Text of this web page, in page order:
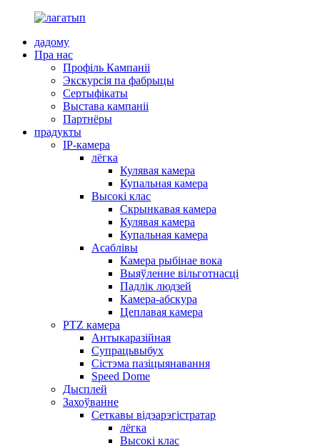
дадому
Пра нас
Профіль Кампаніі
Экскурсія па фабрыцы
Сертыфікаты
Выстава кампаніі
Партнёры
прадукты
IP-камера
лёгка
Кулявая камера
Купальная камера
Высокі клас
Скрынкавая камера
Кулявая камера
Купальная камера
Асаблівы
Камера рыбінае вока
Выяўленне вільготнасці
Падлік людзей
Камера-абскура
Цеплавая камера
PTZ камера
Антыкаразійная
Супрацьвыбух
Сістэма пазіцыянавання
Speed ​​Dome
Дысплей
Захоўванне
Сеткавы відэарэгістратар
лёгка
Высокі клас